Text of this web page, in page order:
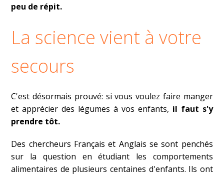
peu de répit.
La science vient à votre
secours
C'est désormais prouvé: si vous voulez faire manger
et apprécier des légumes à vos enfants, il faut s'y
prendre tôt.
Des chercheurs Français et Anglais se sont penchés
sur la question en étudiant les comportements
alimentaires de plusieurs centaines d'enfants. Ils ont